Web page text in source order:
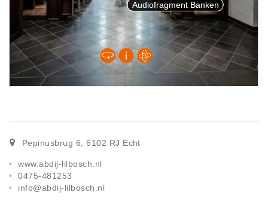
Pepinusbrug 6,6102 RJ Echt
www.abdij-lilbosch.nl
0475-481253
info@abdij-lilbosch.nl